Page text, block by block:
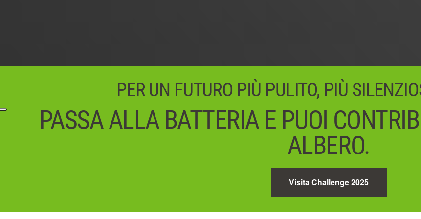
PER UN FUTURO PIÙ PULITO, PIÙ
PASSA ALLA BATTERIA E PUOI
ALBERO.
Visita Challenge 2025